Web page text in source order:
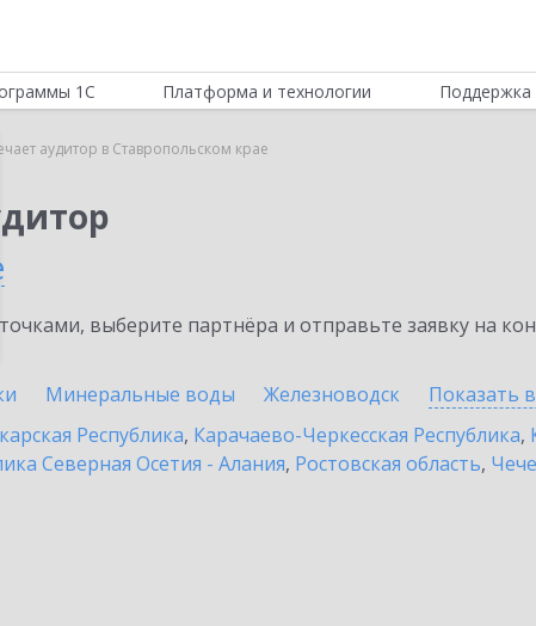
1С Платформа и технологии Поддержка
аудитор в Ставропольском крае
выберите партнёра и отправьте заявку на
Минеральные воды Железноводск Показать
Республика, Карачаево-Черкесская Республика,
Северная Осетия - Алания, Ростовская область,